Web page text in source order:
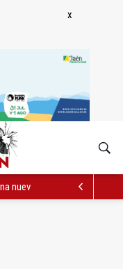
nueva jornada de Orgullo